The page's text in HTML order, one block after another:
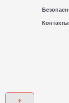
Контакты